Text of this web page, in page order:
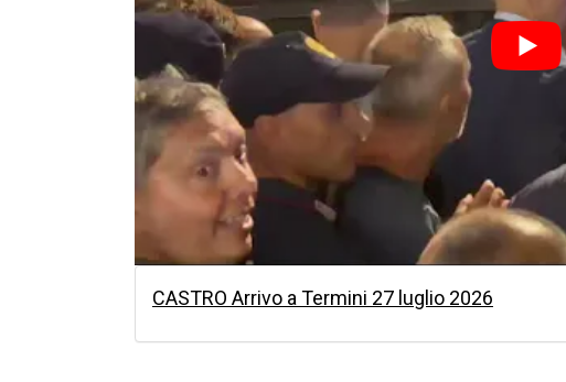
CASTRO Arrivo a Termini 27 luglio 2026